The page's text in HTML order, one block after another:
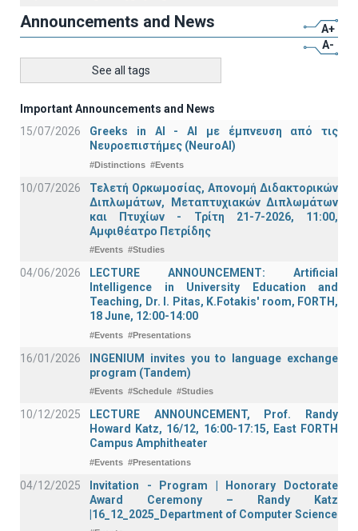
Announcements and News
A+
A-
See all tags
Important Announcements and News
15/07/2026
Greeks in AI - ΑΙ με έμπνευση από τις
Νευροεπιστήμες (NeuroAI)
#Distinctions #Events
10/07/2026
Τελετή Ορκωμοσίας, Απονομή Διδακτορικών
Διπλωμάτων, Μεταπτυχιακών Διπλωμάτων
και Πτυχίων - Τρίτη 21-7-2026, 11:00,
Αμφιθέατρο Πετρίδης
#Events #Studies
04/06/2026
LECTURE ANNOUNCEMENT: Artificial
Intelligence in University Education and
Teaching, Dr. I. Pitas, K.Fotakis' room, FORTH,
18 June, 12:00-14:00
#Events #Presentations
16/01/2026
INGENIUM invites you to language exchange
program (Tandem)
#Events #Schedule #Studies
10/12/2025
LECTURE ANNOUNCEMENT, Prof. Randy
Howard Katz, 16/12, 16:00-17:15, East FORTH
Campus Amphitheater
#Events #Presentations
04/12/2025
Invitation - Program | Honorary Doctorate
Award Ceremony – Randy Katz
|16_12_2025_Department of Computer Science